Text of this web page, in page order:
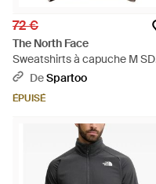
72 €
The North Face
Sweatshirts à capuche M SD
LIGHT REG FZ HD - Marron
DeSpartoo
ÉPUISÉ